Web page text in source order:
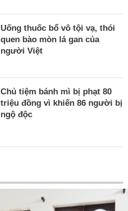
Uống thuốc bổ vô tội vạ, thói
quen bào mòn lá gan của
người Việt
Chủ tiệm bánh mì bị phạt 80
triệu đồng vì khiến 86 người bị
ngộ độc